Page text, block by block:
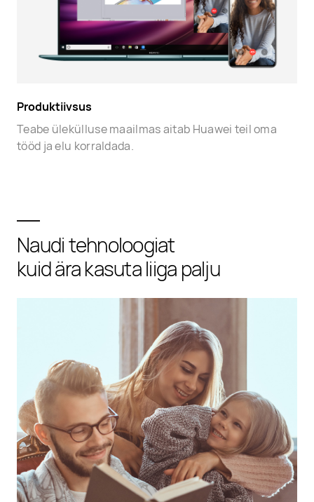
Produktiivsus
Teabe ülekülluse maailmas aitab Huawei teil oma
tööd ja elu korraldada.
Naudi tehnoloogiat
kuid ära kasuta liiga palju